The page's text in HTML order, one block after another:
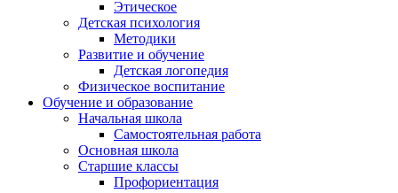
Этическое
Детская психология
Методики
Развитие и обучение
Детская логопедия
Физическое воспитание
Обучение и образование
Начальная школа
Самостоятельная работа
Основная школа
Старшие классы
Профориентация